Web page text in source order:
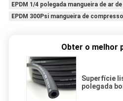
EPDM 1/4 polegada mangueira de ar
EPDM 300Psi mangueira de
Obter o melhor
Superfície
polegada